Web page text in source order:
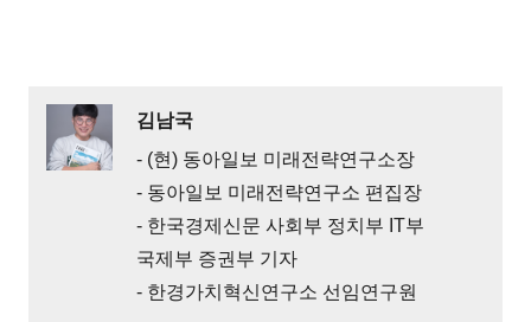
김남국
- (현) 동아일보 미래전략연구소장
- 동아일보 미래전략연구소 편집장
- 한국경제신문 사회부 정치부 IT부
국제부 증권부 기자
- 한경가치혁신연구소 선임연구원